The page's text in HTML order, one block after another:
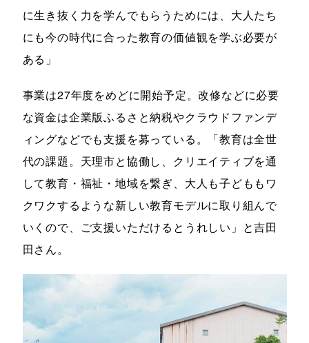
に生き抜く力を学んでもらうためには、大人たち
にも今の時代に合った教育の価値観を学ぶ必要が
ある」
事業は27年度をめどに開始予定。改修などに必要
な資金は企業版ふるさと納税やクラウドファンデ
ィングなどでも支援を募っている。「教育は全世
代の課題。天理市と協働し、クリエイティブを通
して教育・福祉・地域を繋ぎ、大人も子どももワ
クワクするような新しい教育モデルに取り組んで
いくので、ご支援いただけるとうれしい」と吉田
田さん。